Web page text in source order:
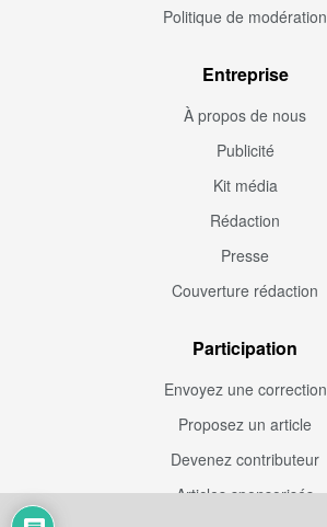
Politique de modération
Entreprise
À propos de nous
Publicité
Kit média
Rédaction
Presse
Couverture rédaction
Participation
Envoyez une correction
Proposez un article
Devenez contributeur
Articles sponsorisés